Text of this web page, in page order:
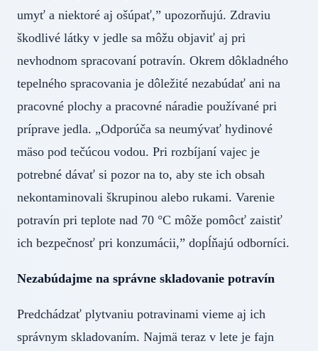
umyť a niektoré aj ošúpať,” upozorňujú. Zdraviu
škodlivé látky v jedle sa môžu objaviť aj pri
nevhodnom spracovaní potravín. Okrem dôkladného
tepelného spracovania je dôležité nezabúdať ani na
pracovné plochy a pracovné náradie používané pri
príprave jedla. „Odporúča sa neumývať hydinové
mäso pod tečúcou vodou. Pri rozbíjaní vajec je
potrebné dávať si pozor na to, aby ste ich obsah
nekontaminovali škrupinou alebo rukami. Varenie
potravín pri teplote nad 70 °C môže pomôcť zaistiť
ich bezpečnosť pri konzumácii,” dopĺňajú odborníci.
Nezabúdajme na správne skladovanie potravín
Predchádzať plytvaniu potravinami vieme aj ich
správnym skladovaním. Najmä teraz v lete je fajn